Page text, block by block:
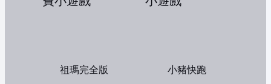
祖瑪完全版 小豬快跑